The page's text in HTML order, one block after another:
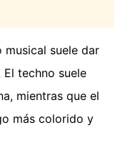
musical suele dar
techno suele
mientras que el
más colorido y